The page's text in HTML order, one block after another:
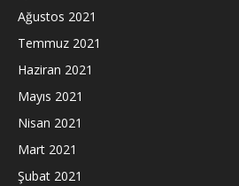
Ağustos 2021
Temmuz 2021
Haziran 2021
Mayıs 2021
Nisan 2021
Mart 2021
Şubat 2021